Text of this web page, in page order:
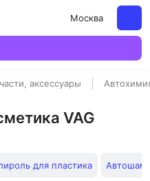
Москва
аксессуары
VAG
для пластика